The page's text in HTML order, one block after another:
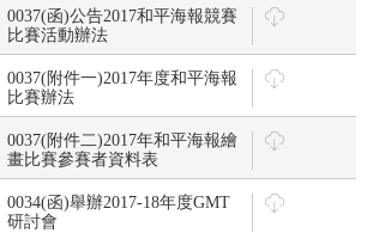
0037(函)公告2017和平海報競賽
比賽活動辦法
0037(附件一)2017年度和平海報
比賽辦法
0037(附件二)2017年和平海報繪
畫比賽參賽者資料表
0034(函)舉辦2017-18年度GMT
研討會